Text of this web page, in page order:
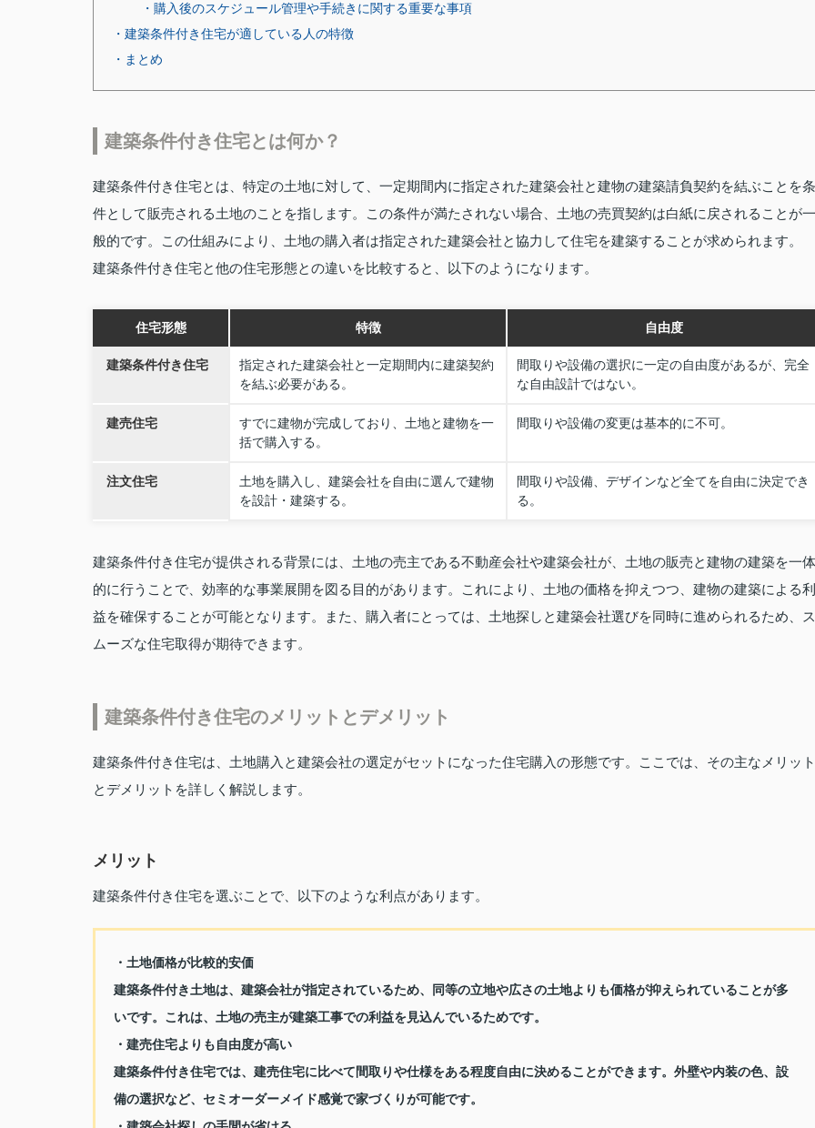
・購入後のスケジュール管理や手続きに関する重要な事項
・建築条件付き住宅が適している人の特徴
・まとめ
建築条件付き住宅とは何か？
建築条件付き住宅とは、特定の土地に対して、一定期間内に指定された建築会社と建物の建築請負契約を結ぶことを条
件として販売される土地のことを指します。この条件が満たされない場合、土地の売買契約は白紙に戻されることが一
般的です。この仕組みにより、土地の購入者は指定された建築会社と協力して住宅を建築することが求められます。
建築条件付き住宅と他の住宅形態との違いを比較すると、以下のようになります。
住宅形態 特徴 自由度
建築条件付き住宅
指定された建築会社と一定期間内に建築契約
を結ぶ必要がある。
間取りや設備の選択に一定の自由度があるが、完全
な自由設計ではない。
建売住宅
すでに建物が完成しており、土地と建物を一
括で購入する。
間取りや設備の変更は基本的に不可。
注文住宅
土地を購入し、建築会社を自由に選んで建物
を設計・建築する。
間取りや設備、デザインなど全てを自由に決定でき
る。
建築条件付き住宅が提供される背景には、土地の売主である不動産会社や建築会社が、土地の販売と建物の建築を一体
的に行うことで、効率的な事業展開を図る目的があります。これにより、土地の価格を抑えつつ、建物の建築による利
益を確保することが可能となります。また、購入者にとっては、土地探しと建築会社選びを同時に進められるため、ス
ムーズな住宅取得が期待できます。
建築条件付き住宅のメリットとデメリット
建築条件付き住宅は、土地購入と建築会社の選定がセットになった住宅購入の形態です。ここでは、その主なメリット
とデメリットを詳しく解説します。
メリット
建築条件付き住宅を選ぶことで、以下のような利点があります。
・土地価格が比較的安価
建築条件付き土地は、建築会社が指定されているため、同等の立地や広さの土地よりも価格が抑えられていることが多
いです。これは、土地の売主が建築工事での利益を見込んでいるためです。
・建売住宅よりも自由度が高い
建築条件付き住宅では、建売住宅に比べて間取りや仕様をある程度自由に決めることができます。外壁や内装の色、設
備の選択など、セミオーダーメイド感覚で家づくりが可能です。